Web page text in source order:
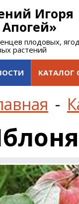
Игоря
плодовых,
растений
КАТАЛОГ
-